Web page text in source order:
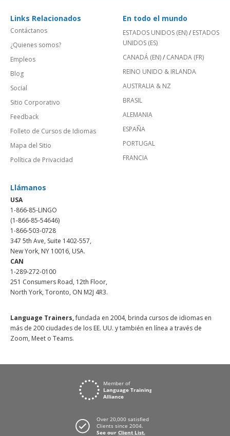
Links Relacionados
Contáctanos
¿Quienes somos?
Empleos
Blog
Social
Sitio Corporativo
Feedback
Folleto de Cursos de Idiomas
Mapa del Sitio
Política de Privacidad
En todo el mundo
ESTADOS UNIDOS (EN)/ ESTADOS
UNIDOS (ES)
CANADÁ (EN)/ CANADA (FR)
REINO UNIDO & IRLANDA
AUSTRALIA & NZ
BRASIL
ALEMANIA
ESPAÑA
PORTUGAL
FRANCIA
Llámanos
USA
1-866-85-LINGO
(1-866-85-54646)
1-866-503-0728
347 5th Ave, Suite 1402-557,
New York, NY 10016, USA.
CAN
1-289-272-0100
251 Consumers Road, 12th Floor,
North York, Toronto, ON M2J 4R3.
Language Trainers,fundada en 2004, brinda cursos de idiomas en
más de 200 ciudades de los EE. UU. y también en línea a través de
Zoom, Meet o Teams.